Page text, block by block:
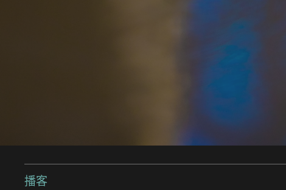
播客